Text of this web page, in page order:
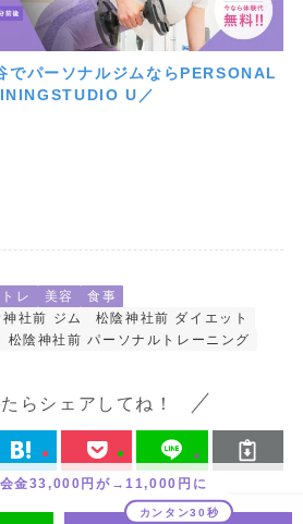
でパーソナルジムならPERSONAL
U／
レ 美容
食事
神社前 ジム
松陰神社前 ダイエット
松陰神社前 パーソナルトレーニング
らシェアしてね！
会金33,000円が→11,000円に